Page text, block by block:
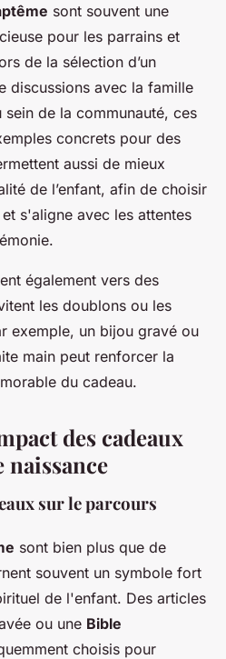
sont souvent une
pour les parrains et
de la sélection d’un
discussions avec la famille
sein de la communauté, ces
concrets pour des
aussi de mieux
de l’enfant, afin de choisir
s'aligne avec les attentes
également vers des
les doublons ou les
exemple, un bijou gravé ou
main peut renforcer la
du cadeau.
des cadeaux
naissance
sur le parcours
sont bien plus que de
souvent un symbole fort
de l'enfant. Des articles
ou une Bible
choisis pour